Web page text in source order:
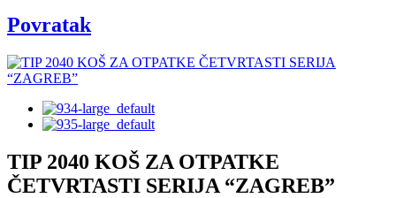
Povratak
TIP 2040 KOŠ ZA OTPATKE
ČETVRTASTI SERIJA “ZAGREB”